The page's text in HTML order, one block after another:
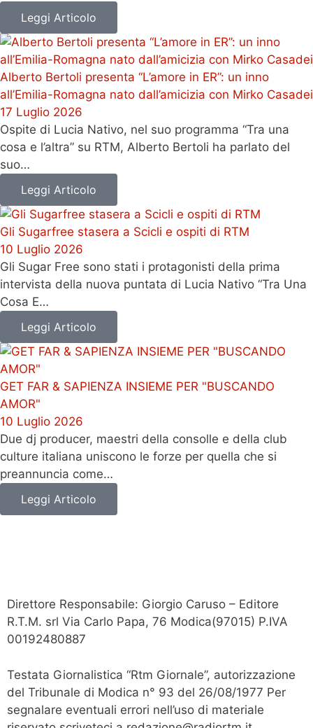
Leggi Articolo
Alberto Bertoli presenta “L’amore in ER”: un inno
all’Emilia-Romagna nato dall’amicizia con Mirko Casadei
17 Luglio 2026
Ospite di Lucia Nativo, nel suo programma “Tra una
cosa e l’altra” su RTM, Alberto Bertoli ha parlato del
suo…
Leggi Articolo
Gli Sugarfree stasera a Scicli e ospiti di RTM
10 Luglio 2026
Gli Sugar Free sono stati i protagonisti della prima
intervista della nuova puntata di Lucia Nativo “Tra Una
Cosa E…
Leggi Articolo
GET FAR & SAPIENZA INSIEME PER "BUSCANDO
AMOR"
10 Luglio 2026
Due dj producer, maestri della consolle e della club
culture italiana uniscono le forze per quella che si
preannuncia come…
Leggi Articolo
Direttore Responsabile: Giorgio Caruso – Editore
R.T.M. srl Via Carlo Papa, 76 Modica(97015) P.IVA
00192480887
Testata Giornalistica “Rtm Giornale”, autorizzazione
del Tribunale di Modica n° 93 del 26/08/1977 Per
segnalare eventuali errori nell’uso di materiale